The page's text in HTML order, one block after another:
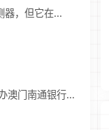
器，但它在...
澳门南通银行...